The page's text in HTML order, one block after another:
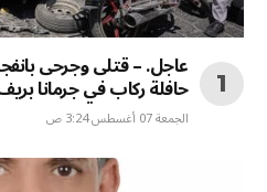
عاجل. – قتلى وجرحى
حافلة ركاب في جرمانا
الجمعة 07 أغسطس 3:24 ص